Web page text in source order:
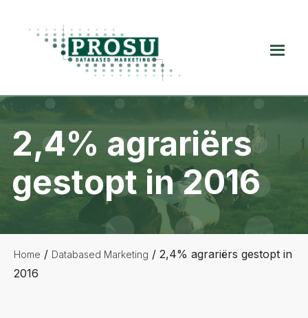
hoofdnavigatie
voettekst
Prosu
Databased
Marketing
2,4% agrariërs
gestopt in 2016
Home / Databased Marketing / 2,4% agrariërs gestopt in
2016